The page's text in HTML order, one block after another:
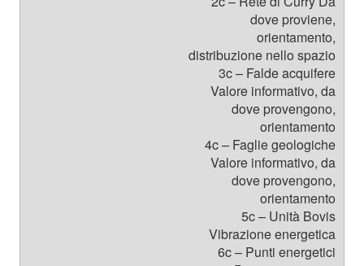
dove proviene,
orientamento,
distribuzione nello spazio
3c – Falde acquifere
Valore informativo, da
dove provengono,
orientamento
4c – Faglie geologiche
Valore informativo, da
dove provengono,
orientamento
5c – Unità Bovis
Vibrazione energetica
6c – Punti energetici